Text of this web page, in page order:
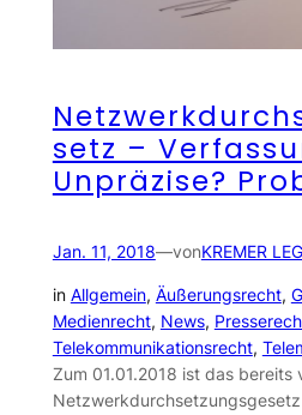
setz –
Unpräzise?
Jan. 11, 2018—vonKREMER
in Allgemein, Äußerungsrecht,
Medienrecht, News,
Telekommunikationsrecht,
Zum 01.01.2018 ist das